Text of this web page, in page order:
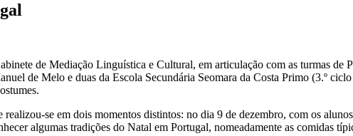
de Mediação Linguística e Cultural, em articulação com as turmas
de Melo e duas da Escola Secundária Seomara da Costa Primo (3.º
se em dois momentos distintos: no dia 9 de dezembro, com os
algumas tradições do Natal em Portugal, nomeadamente as comidas